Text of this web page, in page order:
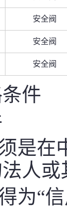
安全阀
安全阀
安全阀
件
是在
人
为“